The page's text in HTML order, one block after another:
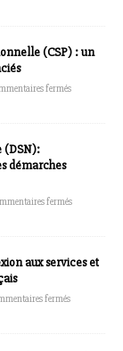
(CSP) : un
fermés
(DSN):
démarches
fermés
aux services et
fermés